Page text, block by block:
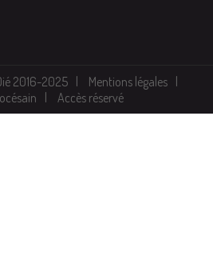
2016-2025
Mentions légales
Accès réservé